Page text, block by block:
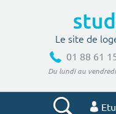
Le site de
01 88 61
Du lundi au